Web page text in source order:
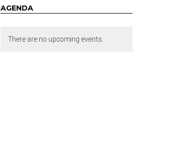
AGENDA
There are no upcoming events.